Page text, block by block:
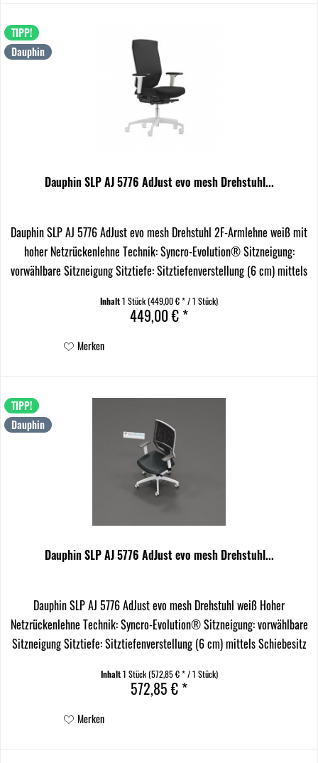
TIPP!
Dauphin
Dauphin SLP AJ 5776 AdJust evo mesh Drehstuhl...
Dauphin SLP AJ 5776 AdJust evo mesh Drehstuhl 2F-Armlehne weiß mit
hoher Netzrückenlehne Technik: Syncro-Evolution® Sitzneigung:
vorwählbare Sitzneigung Sitztiefe: Sitztiefenverstellung (6 cm) mittels
Inhalt1 Stück(449,00 € * / 1 Stück)
449,00 € *
Merken
TIPP!
Dauphin
Dauphin SLP AJ 5776 AdJust evo mesh Drehstuhl...
Dauphin SLP AJ 5776 AdJust evo mesh Drehstuhl weiß Hoher
Netzrückenlehne Technik: Syncro-Evolution® Sitzneigung: vorwählbare
Sitzneigung Sitztiefe: Sitztiefenverstellung (6 cm) mittels Schiebesitz
Inhalt1 Stück(572,85 € * / 1 Stück)
572,85 € *
Merken